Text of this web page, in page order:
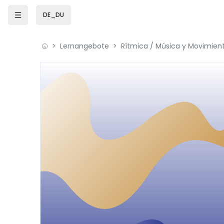
DE_DU
Lernangebote Rítmica / Música y